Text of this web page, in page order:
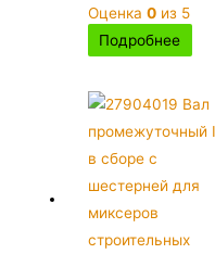
Оценка0 из 5
Подробнее